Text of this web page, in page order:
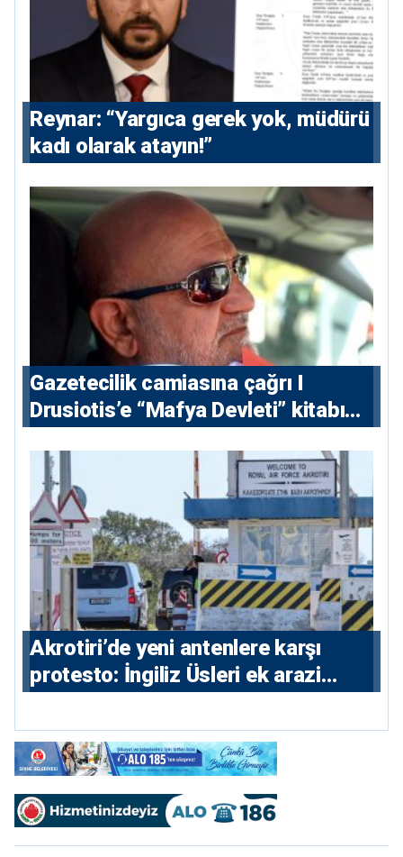
Reynar: “Yargıca gerek yok, müdürü
kadı olarak atayın!”
Gazetecilik camiasına çağrı I
⁠Drusiotis’e “Mafya Devleti” kitabı
⁠Akrotiri’de yeni antenlere karşı
protesto: İngiliz Üsleri ek arazi